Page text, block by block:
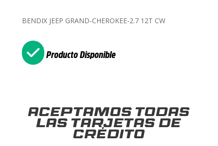
BENDIX JEEP GRAND-CHEROKEE-2.7 12T CW
Producto Disponible
Aceptamos todas
las tarjetas de
crédito